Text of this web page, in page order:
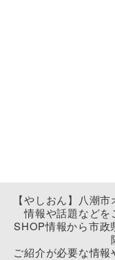
【やしおん】八潮
情報や話題などを
SHOP情報から市政
ご紹介が必要な情